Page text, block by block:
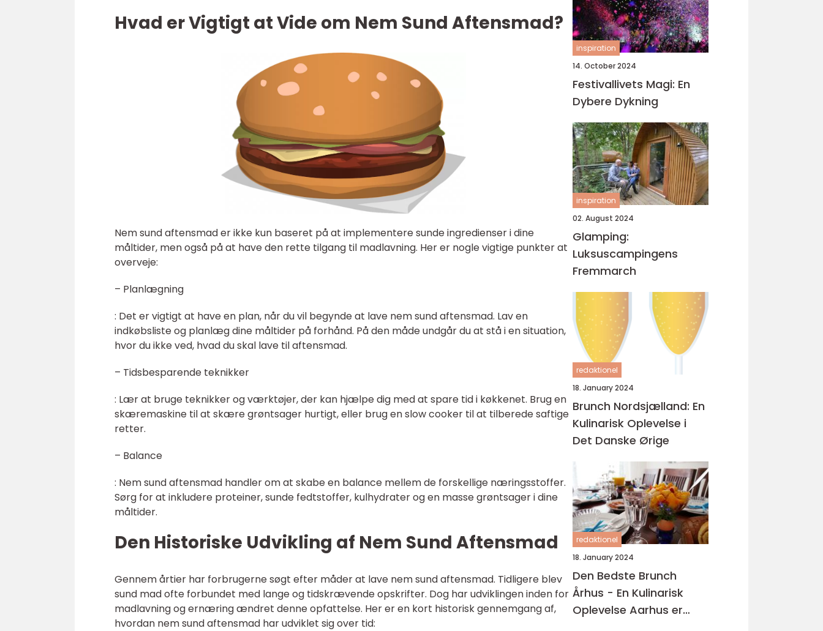
Hvad er Vigtigt at Vide om Nem Sund Aftensmad?
Nem sund aftensmad er ikke kun baseret på at implementere sunde ingredienser i dine
måltider, men også på at have den rette tilgang til madlavning. Her er nogle vigtige punkter at
overveje:
– Planlægning
: Det er vigtigt at have en plan, når du vil begynde at lave nem sund aftensmad. Lav en
indkøbsliste og planlæg dine måltider på forhånd. På den måde undgår du at stå i en situation,
hvor du ikke ved, hvad du skal lave til aftensmad.
– Tidsbesparende teknikker
: Lær at bruge teknikker og værktøjer, der kan hjælpe dig med at spare tid i køkkenet. Brug en
skæremaskine til at skære grøntsager hurtigt, eller brug en slow cooker til at tilberede saftige
retter.
– Balance
: Nem sund aftensmad handler om at skabe en balance mellem de forskellige næringsstoffer.
Sørg for at inkludere proteiner, sunde fedtstoffer, kulhydrater og en masse grøntsager i dine
måltider.
Den Historiske Udvikling af Nem Sund Aftensmad
Gennem årtier har forbrugerne søgt efter måder at lave nem sund aftensmad. Tidligere blev
sund mad ofte forbundet med lange og tidskrævende opskrifter. Dog har udviklingen inden for
madlavning og ernæring ændret denne opfattelse. Her er en kort historisk gennemgang af,
hvordan nem sund aftensmad har udviklet sig over tid:
inspiration
14. October 2024
Festivallivets Magi: En
Dybere Dykning
inspiration
02. August 2024
Glamping:
Luksuscampingens
Fremmarch
redaktionel
18. January 2024
Brunch Nordsjælland: En
Kulinarisk Oplevelse i
Det Danske Ørige
redaktionel
18. January 2024
Den Bedste Brunch
Århus - En Kulinarisk
Oplevelse Aarhus er